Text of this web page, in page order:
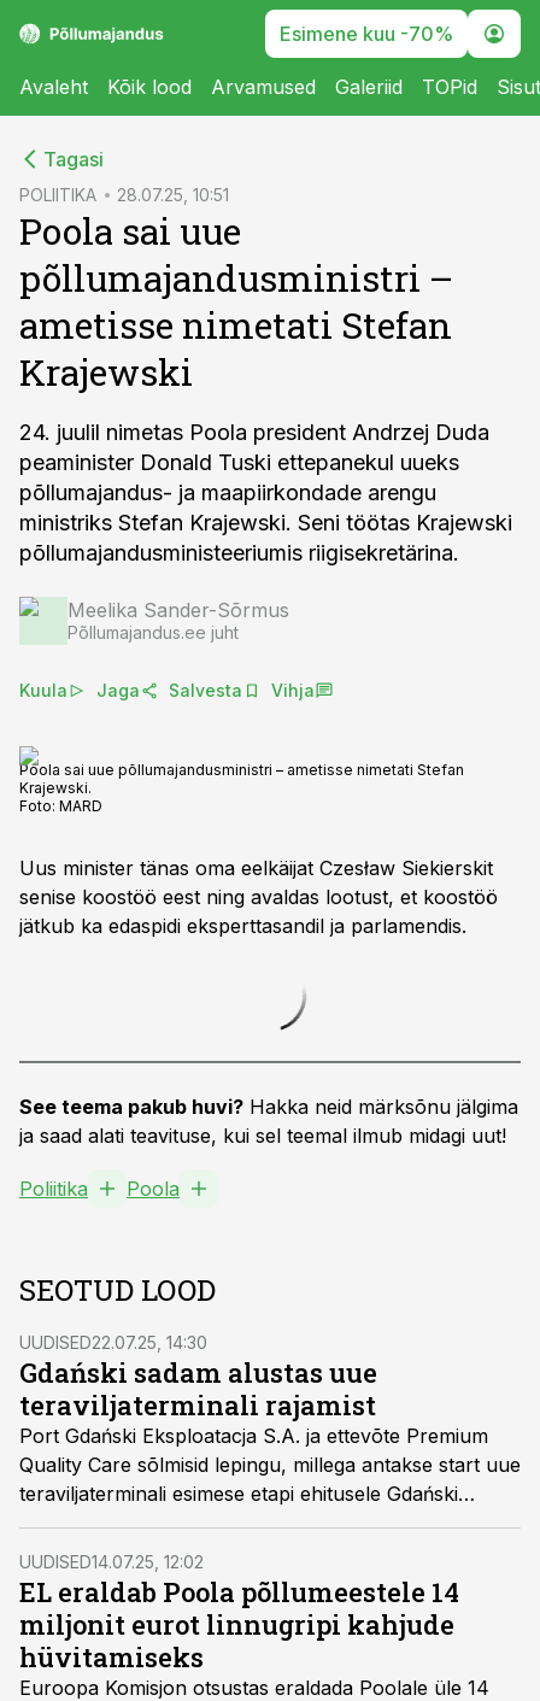
Esimene kuu -70%
Avaleht Kõik lood Arvamused Galeriid TOPid
Tagasi
POLIITIKA 28.07.25, 10:51
Poola sai uue
põllumajandusministri –
ametisse nimetati Stefan
Krajewski
24. juulil nimetas Poola president Andrzej Duda
peaminister Donald Tuski ettepanekul uueks
põllumajandus- ja maapiirkondade arengu
ministriks Stefan Krajewski. Seni töötas Krajewski
põllumajandusministeeriumis riigisekretärina.
Meelika Sander-Sõrmus
Põllumajandus.ee juht
Kuula Jaga Salvesta Vihja
Poola sai uue põllumajandusministri – ametisse nimetati Stefan
Krajewski.
Foto: MARD
Uus minister tänas oma eelkäijat Czesław Siekierskit
senise koostöö eest ning avaldas lootust, et koostöö
jätkub ka edaspidi eksperttasandil ja parlamendis.
See teema pakub huvi? Hakka neid märksõnu jälgima
ja saad alati teavituse, kui sel teemal ilmub midagi uut!
Poliitika Poola
SEOTUD LOOD
UUDISED22.07.25, 14:30
Gdański sadam alustas uue
teraviljaterminali rajamist
Port Gdański Eksploatacja S.A. ja ettevõte Premium
Quality Care sõlmisid lepingu, millega antakse start uue
teraviljaterminali esimese etapi ehitusele Gdański
sadamas. Tegemist on ajaloolise investeeringuga, mille
koguväärtus ulatub 240 miljoni Poola zlotini.
UUDISED14.07.25, 12:02
EL eraldab Poola põllumeestele 14
miljonit eurot linnugripi kahjude
hüvitamiseks
Euroopa Komisjon otsustas eraldada Poolale üle 14